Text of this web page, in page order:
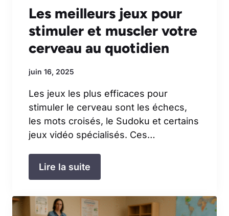
Les meilleurs jeux pour
stimuler et muscler votre
cerveau au quotidien
juin 16, 2025
Les jeux les plus efficaces pour
stimuler le cerveau sont les échecs,
les mots croisés, le Sudoku et certains
jeux vidéo spécialisés. Ces…
Lire la suite